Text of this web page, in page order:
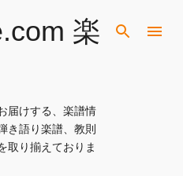
コンテンツに移動
楽
届けする、楽譜情
き語り楽譜、教則
取り揃えておりま